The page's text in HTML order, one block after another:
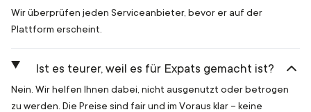
Wir überprüfen jeden Serviceanbieter, bevor er auf der
Plattform erscheint.
Ist es teurer, weil es für Expats gemacht ist?
Nein. Wir helfen Ihnen dabei, nicht ausgenutzt oder betrogen
zu werden. Die Preise sind fair und im Voraus klar – keine